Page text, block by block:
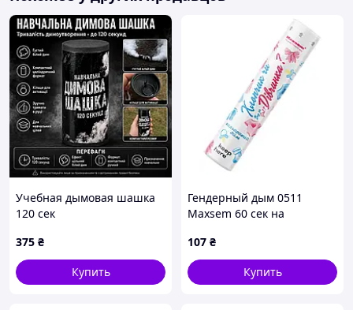
Учебная дымовая шашка
120 сек
375 ₴
Купить
Гендерный дым 0511
Maxsem 60 сек на
"Хлопчик чи дівчинка" -
розовый
107 ₴
Купить